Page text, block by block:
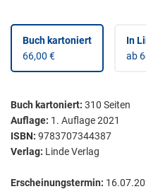
Buch kartoniert
66,00 €
In
ab
Buch kartoniert: 310 Seiten
Auflage: 1. Auflage 2021
ISBN: 9783707344387
Verlag: Linde Verlag
Erscheinungstermin: